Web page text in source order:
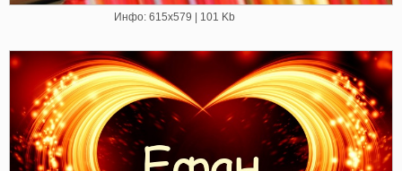
Инфо: 615х579 | 101 Kb